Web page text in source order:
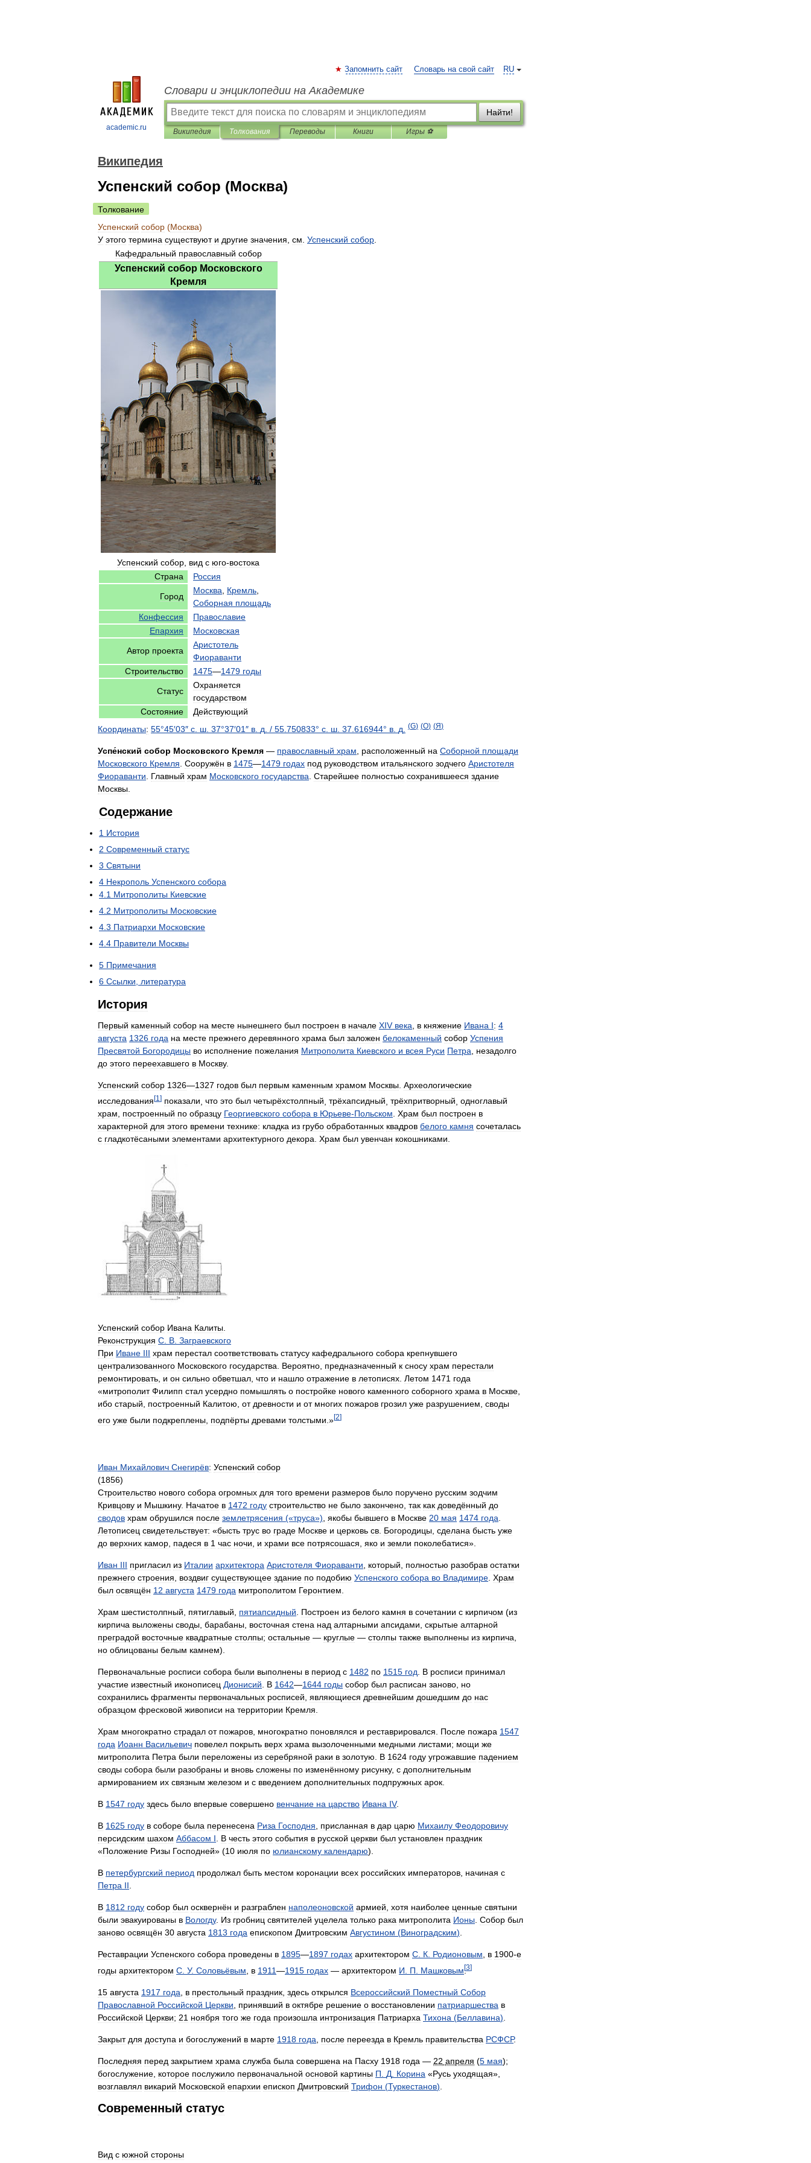
academic.ru
RU
Запомнить сайт Словарь на свой сайт
Словари и энциклопедии на Академике
Найти!
Википедия Толкования Переводы Книги Игры ⚽
Википедия
Успенский собор (Москва)
Толкование
Успенский собор (Москва)
У этого термина существуют и другие значения см Успенский собор
Кафедральный православный собор
Успенский собор Московского
Кремля
Успенский собор вид с юго-востока
Страна
Россия
Город
Москва Кремль
Соборная площадь
Конфессия
Православие
Епархия
Московская
Автор проекта
Аристотель
Фиораванти
Строительство
1475—1479 годы
Статус
Охраняется
государством
Состояние
Действующий
Координаты: 55°45′03″ с ш 37°37′01″ в д / 55 750833° с ш 37 616944° в д (G) (O) (Я)
Успе́нский собор Московского Кремля — православный храм расположенный на Соборной площади
Московского Кремля Сооружён в 1475—1479 годах под руководством итальянского зодчего Аристотеля
Фиораванти
Главный храм Московского государства Старейшее полностью сохранившееся здание
Москвы
Содержание
1 История
2 Современный статус
3 Святыни
4 Некрополь Успенского собора
4 1 Митрополиты Киевские
4 2 Митрополиты Московские
4 3 Патриархи Московские
4 4 Правители Москвы
5 Примечания
6 Ссылки литература
История
Первый каменный собор на месте нынешнего был построен в начале XIV века в княжение Ивана I: 4
августа 1326 года на месте прежнего деревянного храма был заложен белокаменный собор Успения
Пресвятой Богородицы во исполнение пожелания Митрополита Киевского и всея Руси Петра
незадолго
до этого переехавшего в Москву.
Успенский собор 1326—1327 годов был первым каменным храмом Москвы Археологические
исследования[1 ] показали что это был четырёхстолпный трёхапсидный трёхпритворный одноглавый
храм, построенный по образцу Георгиевского собора в Юрьеве-Польском. Храм был построен в
характерной для этого времени технике: кладка из грубо обработанных квадров белого камня сочеталась
с гладкотёсаными элементами архитектурного декора. Храм был увенчан кокошниками.
Успенский собор Ивана Калиты.
Реконструкция С. В. Заграевского
При Иване III храм перестал соответствовать статусу кафедрального собора крепнувшего
централизованного Московского государства. Вероятно, предназначенный к сносу храм перестали
ремонтировать, и он сильно обветшал, что и нашло отражение в летописях. Летом 1471 года
«митрополит Филипп стал усердно помышлять о постройке нового каменного соборного храма в Москве,
ибо старый, построенный Калитою, от древности и от многих пожаров грозил уже разрушением, своды
его уже были подкреплены подпёрты древами толстыми .»[2]
Иван Михайлович Снегирёв: Успенский собор
(1856)
Строительство нового собора огромных для того времени размеров было поручено русским зодчим
Кривцову и Мышкину. Начатое в 1472 году строительство не было закончено так как доведённый до
сводов храм обрушился после землетрясения («труса») якобы бывшего в Москве 20 мая 1474 года
Летописец свидетельствует: «бысть трус во граде Москве и церковь св Богородицы сделана бысть уже
до верхних камор падеся в 1 час ночи и храми все потрясошася яко и земли поколебатися».
Иван III пригласил из Италии архитектора Аристотеля Фиораванти который полностью разобрав остатки
прежнего строения воздвиг существующее здание по подобию Успенского собора во Владимире Храм
был освящён 12 августа 1479 года митрополитом Геронтием
Храм шестистолпный пятиглавый пятиапсидный Построен из белого камня в сочетании с кирпичом (из
кирпича выложены своды барабаны восточная стена над алтарными апсидами скрытые алтарной
преградой восточные квадратные столпы; остальные — круглые — столпы также выполнены из кирпича
но облицованы белым камнем).
Первоначальные росписи собора были выполнены в период с 1482 по 1515 год В росписи принимал
участие известный иконописец Дионисий В 1642—1644 годы собор был расписан заново но
сохранились фрагменты первоначальных росписей являющиеся древнейшим дошедшим до нас
образцом фресковой живописи на территории Кремля
Храм многократно страдал от пожаров многократно поновлялся и реставрировался После пожара 1547
года Иоанн Васильевич повелел покрыть верх храма вызолоченными медными листами; мощи же
митрополита Петра были переложены из серебряной раки в золотую В 1624 году угрожавшие падением
своды собора были разобраны и вновь сложены по изменённому рисунку, с дополнительным
армированием их связным железом и с введением дополнительных подпружных арок
В 1547 году здесь было впервые совершено венчание на царство Ивана IV.
В 1625 году в соборе была перенесена Риза Господня присланная в дар царю Михаилу Феодоровичу
персидским шахом Аббасом I В честь этого события в русской церкви был установлен праздник
«Положение Ризы Господней» (10 июля по юлианскому календарю).
В петербургский период продолжал быть местом коронации всех российских императоров начиная с
Петра II
В 1812 году собор был осквернён и разграблен наполеоновской армией хотя наиболее ценные святыни
были эвакуированы в Вологду. Из гробниц святителей уцелела только рака митрополита Ионы Собор был
заново освящён 30 августа 1813 года епископом Дмитровским Августином (Виноградским)
Реставрации Успенского собора проведены в 1895—1897 годах архитектором С К Родионовым в 1900-е
годы архитектором С У. Соловьёвым в 1911—1915 годах — архитектором И П Машковым.[3]
15 августа 1917 года в престольный праздник здесь открылся Всероссийский Поместный Собор
Православной Российской Церкви принявший в октябре решение о восстановлении патриаршества в
Российской Церкви; 21 ноября того же года произошла интронизация Патриарха Тихона (Беллавина)
Закрыт для доступа и богослужений в марте 1918 года после переезда в Кремль правительства РСФСР.
Последняя перед закрытием храма служба была совершена на Пасху 1918 года — 22 апреля (5 мая);
богослужение которое послужило первоначальной основой картины П Д Корина «Русь уходящая»,
возглавлял викарий Московской епархии епископ Дмитровский Трифон (Туркестанов)
Современный статус
Вид с южной стороны